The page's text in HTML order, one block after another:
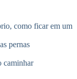
como ficar em um
pernas
caminhar